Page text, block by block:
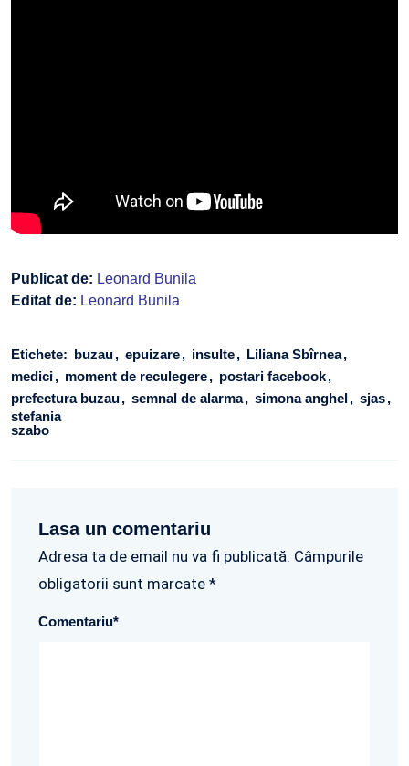
Publicat de: Leonard Bunila
Editat de: Leonard Bunila
Etichete: buzau epuizare insulte Liliana Sbîrnea
medici moment de reculegere postari facebook
prefectura buzau semnal de alarma simona anghel sjas
stefania
szabo
Lasa un comentariu
Adresa ta de email nu va fi publicată. Câmpurile
obligatorii sunt marcate *
Comentariu*